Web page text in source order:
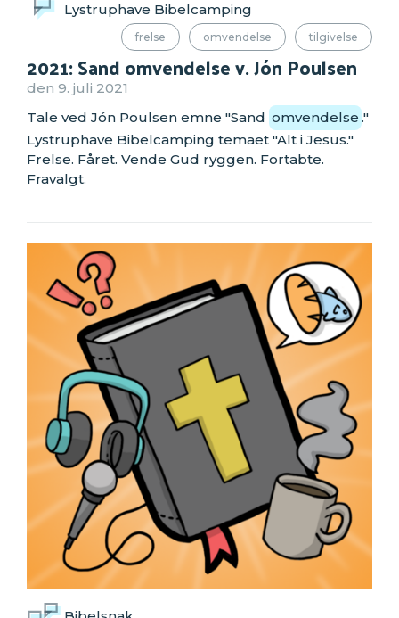
Lystruphave Bibelcamping
frelse omvendelse tilgivelse
2021: Sand omvendelse v. Jón Poulsen
den 9. juli 2021
Tale ved Jón Poulsen emne "Sand omvendelse ."
Lystruphave Bibelcamping temaet "Alt i Jesus."
Frelse. Fåret. Vende Gud ryggen. Fortabte.
Fravalgt.